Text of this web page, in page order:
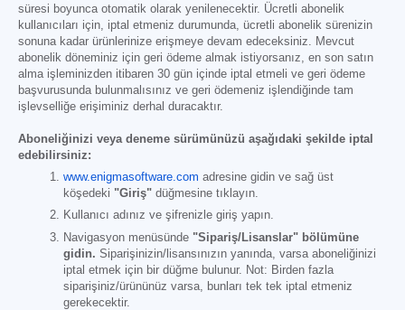
süresi boyunca otomatik olarak yenilenecektir. Ücretli abonelik
kullanıcıları için, iptal etmeniz durumunda, ücretli abonelik sürenizin
sonuna kadar ürünlerinize erişmeye devam edeceksiniz. Mevcut
abonelik döneminiz için geri ödeme almak istiyorsanız, en son satın
alma işleminizden itibaren 30 gün içinde iptal etmeli ve geri ödeme
başvurusunda bulunmalısınız ve geri ödemeniz işlendiğinde tam
işlevselliğe erişiminiz derhal duracaktır.
Aboneliğinizi veya deneme sürümünüzü aşağıdaki şekilde iptal
edebilirsiniz:
www.enigmasoftware.com adresine gidin ve sağ üst
köşedeki "Giriş" düğmesine tıklayın.
Kullanıcı adınız ve şifrenizle giriş yapın.
Navigasyon menüsünde "Sipariş/Lisanslar" bölümüne
gidin. Siparişinizin/lisansınızın yanında, varsa aboneliğinizi
iptal etmek için bir düğme bulunur. Not: Birden fazla
siparişiniz/ürününüz varsa, bunları tek tek iptal etmeniz
gerekecektir.